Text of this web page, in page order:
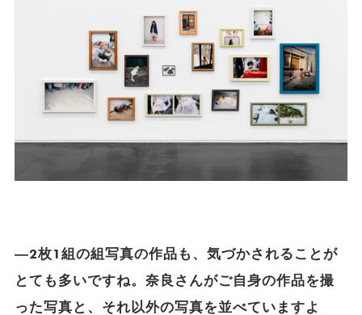
―2枚1組の組写真の作品も、気づかされることが
とても多いですね。奈良さんがご自身の作品を撮
った写真と、それ以外の写真を並べていますよ